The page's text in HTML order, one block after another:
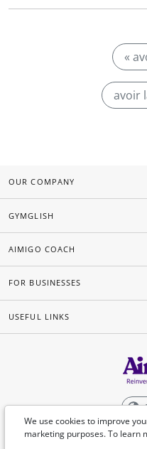
«
avoir
We use cookies to improve
marketing purposes. To learn
OUR COMPANY
GYMGLISH
AIMIGO COACH
FOR BUSINESSES
USEFUL LINKS